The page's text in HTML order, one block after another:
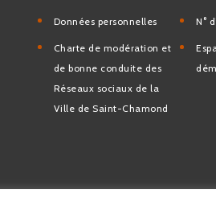
Données personnelles
Charte de modération et de
bonne conduite des
Réseaux sociaux de la Ville
de Saint-Chamond